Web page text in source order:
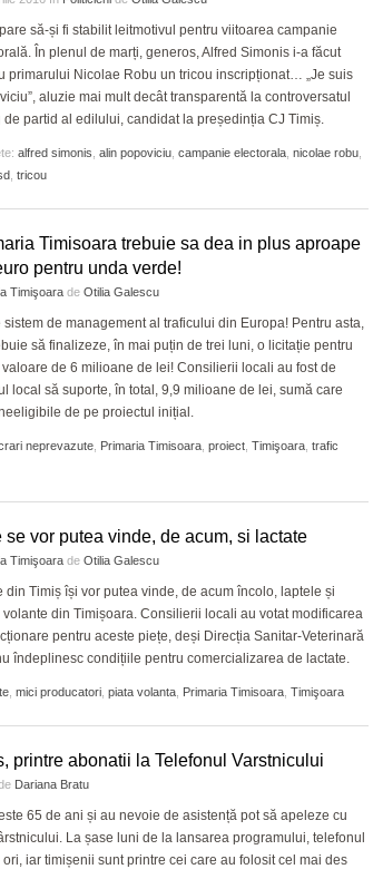
arhitectural din oraș
Timișoara are de luni șase noi cetățeni de
onoare/FOTO
- 3 August 2026
View all
mari probleme cu ANI, dar a fost
şi Ecaterina Andronescu - acum 2 zile
Sorin Şipoş nu le dă nicio speranţă
“Nu veți câștiga niciodată
2028, nici în 3028, când Dominic
va mai fi primar- 5 August 2026
Neacşu ia apărarea prefectului de
cazul Dominic Fritz
Politehnica
deplasare. Când
pentru play-off
- 4
elita cu un meci
va evolua în fața
ZIARISTU’ DE
TERASĂ
CU OIŞTEA-N
JOCURI ONLINE
să-și fi stabilit leitmotivul pentru viitoarea campanie
În plenul de marți, generos, Alfred Simonis i-a făcut
primarului Nicolae Robu un tricou inscripționat… „Je suis
aluzie mai mult decât transparentă la controversatul
de partid al edilului, candidat la președinția CJ Timiș.
alfred simonis alin popoviciu campanie electorala nicolae robu
tricou
Timisoara trebuie sa dea in plus aproape
pentru unda verde!
Timişoara de Otilia Galescu
sistem de management al traficului din Europa! Pentru asta,
să finalizeze, în mai puțin de trei luni, o licitație pentru
de 6 milioane de lei! Consilierii locali au fost de
local să suporte, în total, 9,9 milioane de lei, sumă care
de pe proiectul inițial.
neprevazute Primaria Timisoara proiect Timişoara trafic
se vor putea vinde, de acum, si lactate
Timişoara de Otilia Galescu
din Timiș își vor putea vinde, de acum încolo, laptele și
din Timișoara. Consilierii locali au votat modificarea
pentru aceste piețe, deși Direcția Sanitar-Veterinară
îndeplinesc condițiile pentru comercializarea de lactate.
mici producatori piata volanta Primaria Timisoara Timişoara
printre abonatii la Telefonul Varstnicului
Dariana Bratu
65 de ani și au nevoie de asistență pot să apeleze cu
La șase luni de la lansarea programului, telefonul
iar timișenii sunt printre cei care au folosit cel mai des